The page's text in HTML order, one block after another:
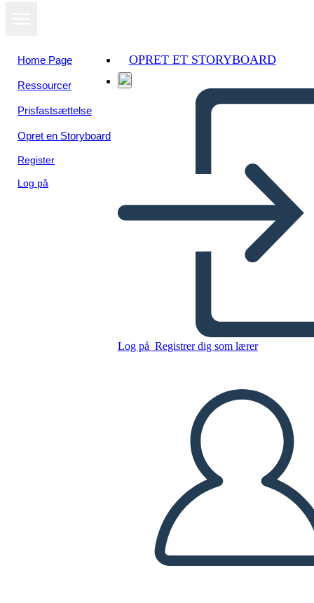
Home Page
Ressourcer
Prisfastsættelse
Opret en Storyboard
Register
Log på
OPRET ET STORYBOARD
Log på Registrer dig som lærer
Kopier dette storyboard
AFSPIL DIASSHOW
LÆS FOR MIG